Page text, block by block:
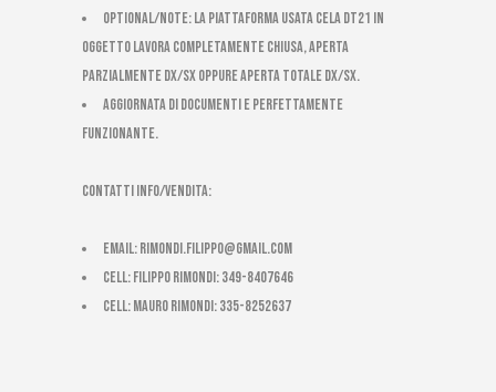
Optional/Note: La piattaforma usata cela DT21 in
oggetto lavora completamente chiusa, aperta
parzialmente dx/sx oppure aperta totale dx/sx.
AGGIORNATA DI DOCUMENTI E PERFETTAMENTE
FUNZIONANTE.
CONTATTI INFO/VENDITA:
email:rimondi.filippo@gmail.com
cell: Filippo Rimondi: 349-8407646
cell: Mauro Rimondi: 335-8252637